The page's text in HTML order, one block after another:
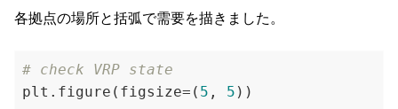
各拠点の場所と括弧で需要を描きました。
# check VRP state
plt.figure(figsize=( 5 , 5 ))